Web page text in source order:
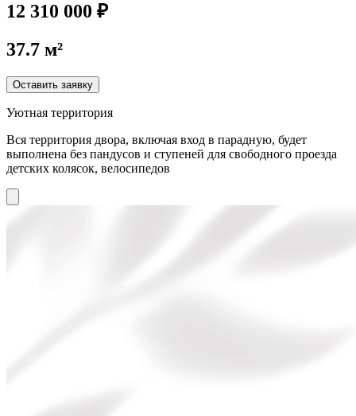
12 310 000 ₽
37.7 м²
Оставить заявку
Уютная территория
Вся территория двора, включая вход в парадную, будет
выполнена без пандусов и ступеней для свободного проезда
детских колясок, велосипедов